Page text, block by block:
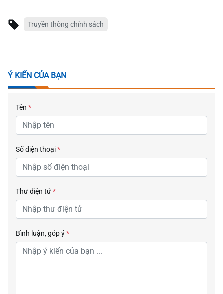
Truyền thông chính sách
Ý KIẾN CỦA BẠN
Tên *
Số điện thoại*
Thư điện tử*
Bình luận, góp ý*